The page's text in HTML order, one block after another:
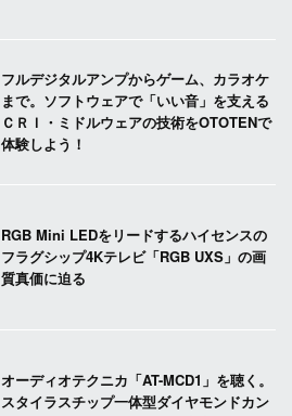
フルデジタルアンプからゲーム、カラオケ
まで。ソフトウェアで「いい音」を支える
ＣＲＩ・ミドルウェアの技術をOTOTENで
体験しよう！
RGB Mini LEDをリードするハイセンスの
フラグシップ4Kテレビ「RGB UXS」の画
質真価に迫る
オーディオテクニカ「AT-MCD1」を聴く。
スタイラスチップ一体型ダイヤモンドカン